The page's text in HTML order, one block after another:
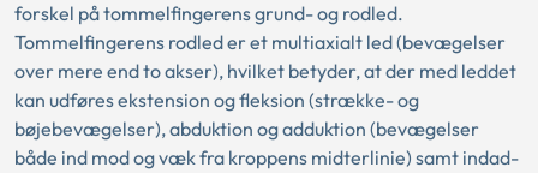
forskel på tommelfingerens grund- og rodled.
Tommelfingerens rodled er et multiaxialt led (bevægelser
over mere end to akser), hvilket betyder, at der med leddet
kan udføres ekstension og fleksion (strække- og
bøjebevægelser), abduktion og adduktion (bevægelser
både ind mod og væk fra kroppens midterlinie) samt indad-